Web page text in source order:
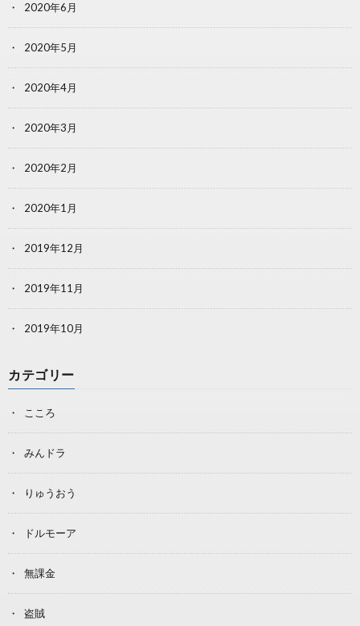
2020年6月
2020年5月
2020年4月
2020年3月
2020年2月
2020年1月
2019年12月
2019年11月
2019年10月
カテゴリー
こころ
みんドラ
りゅうおう
ドルモーア
無課金
盗賊